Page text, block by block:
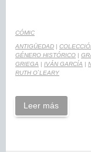
CÓMIC
ANTIGÜEDAD |
GÉNERO HISTÓRICO |
GRIEGA | IVÁN GARCÍA |
RUTH O`LEARY
Leer más